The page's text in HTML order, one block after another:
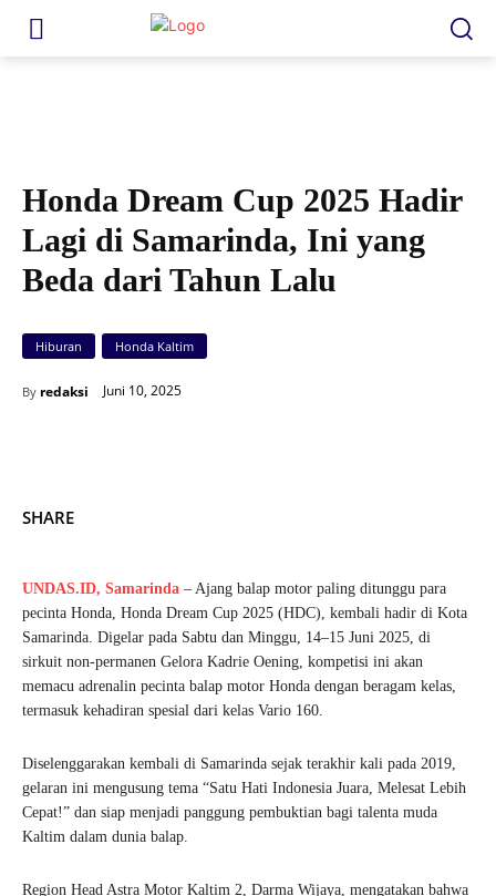
Honda Dream Cup 2025 Hadir
Lagi di Samarinda, Ini yang
Beda dari Tahun Lalu
Hiburan Honda Kaltim
By redaksi Juni 10, 2025
SHARE
UNDAS.ID, Samarinda – Ajang balap motor paling ditunggu para
pecinta Honda, Honda Dream Cup 2025 (HDC), kembali hadir di Kota
Samarinda. Digelar pada Sabtu dan Minggu, 14–15 Juni 2025, di
sirkuit non-permanen Gelora Kadrie Oening, kompetisi ini akan
memacu adrenalin pecinta balap motor Honda dengan beragam kelas,
termasuk kehadiran spesial dari kelas Vario 160.
Diselenggarakan kembali di Samarinda sejak terakhir kali pada 2019,
gelaran ini mengusung tema “Satu Hati Indonesia Juara, Melesat Lebih
Cepat!” dan siap menjadi panggung pembuktian bagi talenta muda
Kaltim dalam dunia balap.
Region Head Astra Motor Kaltim 2, Darma Wijaya, mengatakan bahwa